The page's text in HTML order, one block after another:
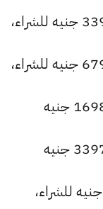
أسعار الذهب عيار 21 وزن 5 جرام 33975 جنيه للشراء،
سعر الذهب عيار 21 وزن 10 جرام 67950 جنيه للشراء،
سعر الذهب عيار 21 وزن 25 جرام 169875 جنيه
سعر الذهب عيار 21 وزن 50 جرام 339750 جنيه
سعر عيار 21 وزن 100 جرام 679500 جنيه للشراء،